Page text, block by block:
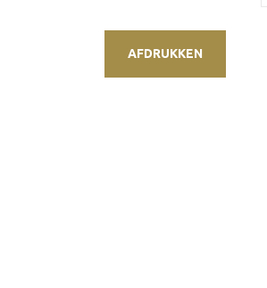
AFDRUKKEN